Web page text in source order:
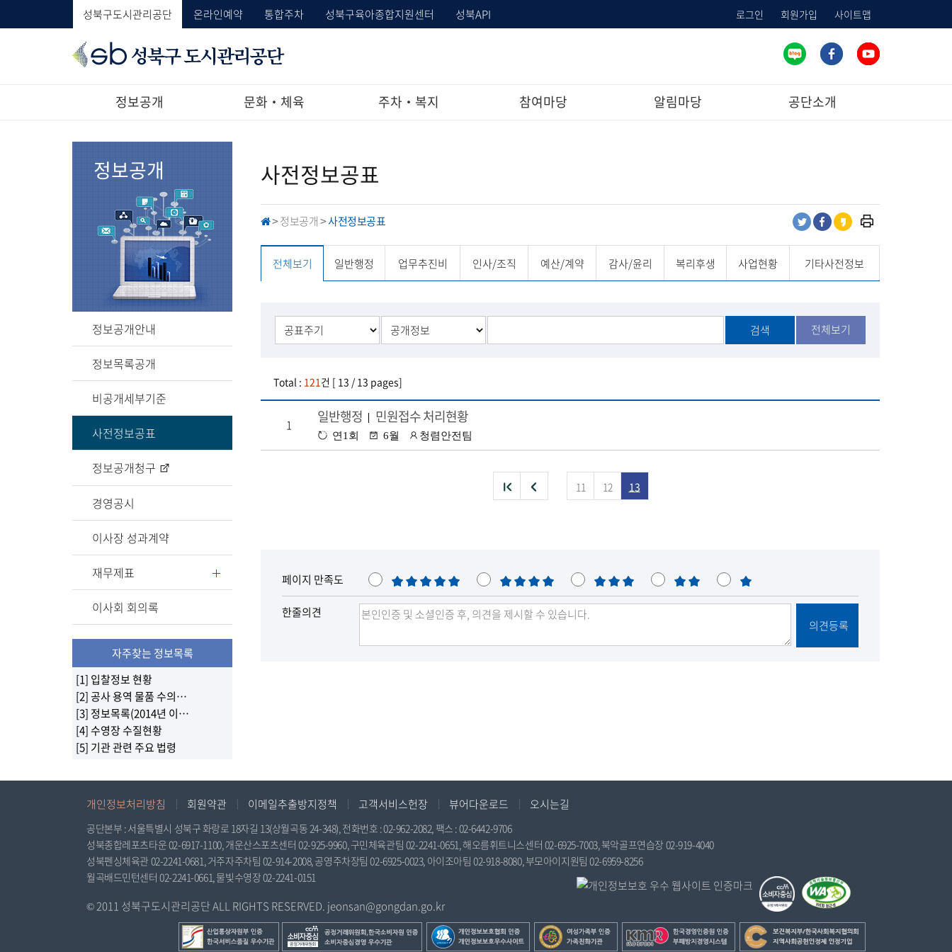
성북구도시관리공단 온라인예약 통합주차 성북구육아종합지원센터 성북API 로그인 회원가입 사이트맵
북
리
정보공개 문화‧체육 주차‧복지 참여마당 알림마당 공단소개
정보공개
정보공개안내
정보목록공개
비공개세부기준
사전정보공표
정보공개청구
경영공시
이사장 성과계약
재무제표
이사회 회의록
자주찾는 정보목록
[1] 입찰정보 현황
[2] 공사 용역 물품 수의계약 현황
[3] 정보목록(2014년 이전 정보목록)
[4] 수영장 수질현황
[5] 기관 관련 주요 법령
사전정보공표
H >정보공개 >사전정보공표
트
페
스
북
카
오
스
공
유
프
린
트
하
기
전체보기 일반행정 업무추진비 인사/조직 예산/계약 감사/윤리 복리후생 사업현황 기타사전정보
검색 전체보기
Total : 121건 [ 13 / 13 pages]
1 일반행정 민원접수 처리현황
수
연1회
공
6월
담
청렴안전팀
처
이
11 12 13
페이지 만족도
매
우
만
만
족
보
통
불
만
매
우
한줄의견
의견등록
개인정보처리방침 회원약관 이메일추출방지정책 고객서비스헌장 뷰어다운로드 오시는길
공단본부 : 서울특별시 성북구 화랑로 18자길 13(상월곡동 24-348), 전화번호 : 02-962-2082, 팩스 : 02-6442-9706
성북종합레포츠타운 02-6917-1100, 개운산스포츠센터 02-925-9960, 구민체육관팀 02-2241-0651, 해오름휘트니스센터 02-6925-7003, 북악골프연습장 02-919-4040
성북펜싱체육관 02-2241-0681, 거주자주차팀 02-914-2008, 공영주차장팀 02-6925-0023, 아이조아팀 02-918-8080, 부모아이지원팀 02-6959-8256
월곡배드민턴센터 02-2241-0661, 물빛수영장 02-2241-0151
© 2011 성북구도시관리공단 ALL RIGHTS RESERVED. jeonsan@gongdan.go.kr
산
업
공
정
개
인
여
성
한
국
보
건